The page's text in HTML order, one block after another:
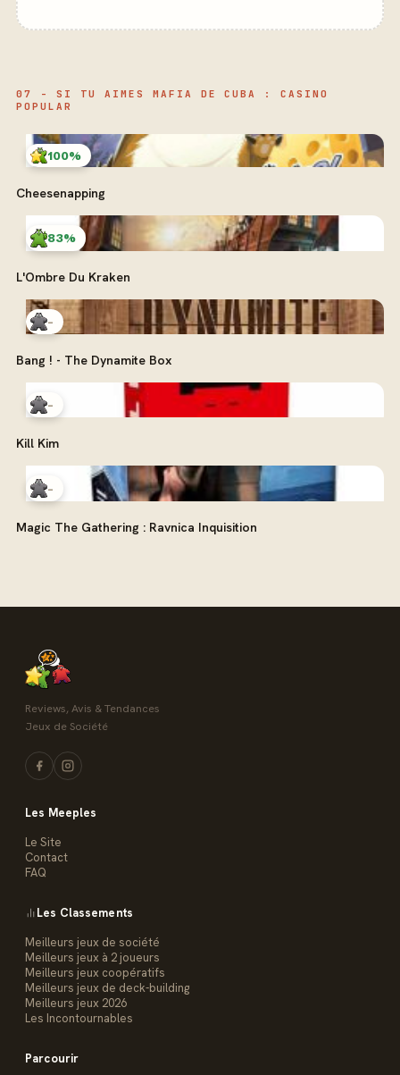
07 - SI TU AIMES MAFIA DE CUBA : CASINO
POPULAR
100%
Cheesenapping
83%
L'Ombre Du Kraken
-
Bang ! - The Dynamite Box
-
Kill Kim
-
Magic The Gathering : Ravnica Inquisition
Reviews, Avis & Tendances
Jeux de Société
Les Meeples
Le Site
Contact
FAQ
Les Classements
Meilleurs jeux de société
Meilleurs jeux à 2 joueurs
Meilleurs jeux coopératifs
Meilleurs jeux de deck-building
Meilleurs jeux 2026
Les Incontournables
Parcourir